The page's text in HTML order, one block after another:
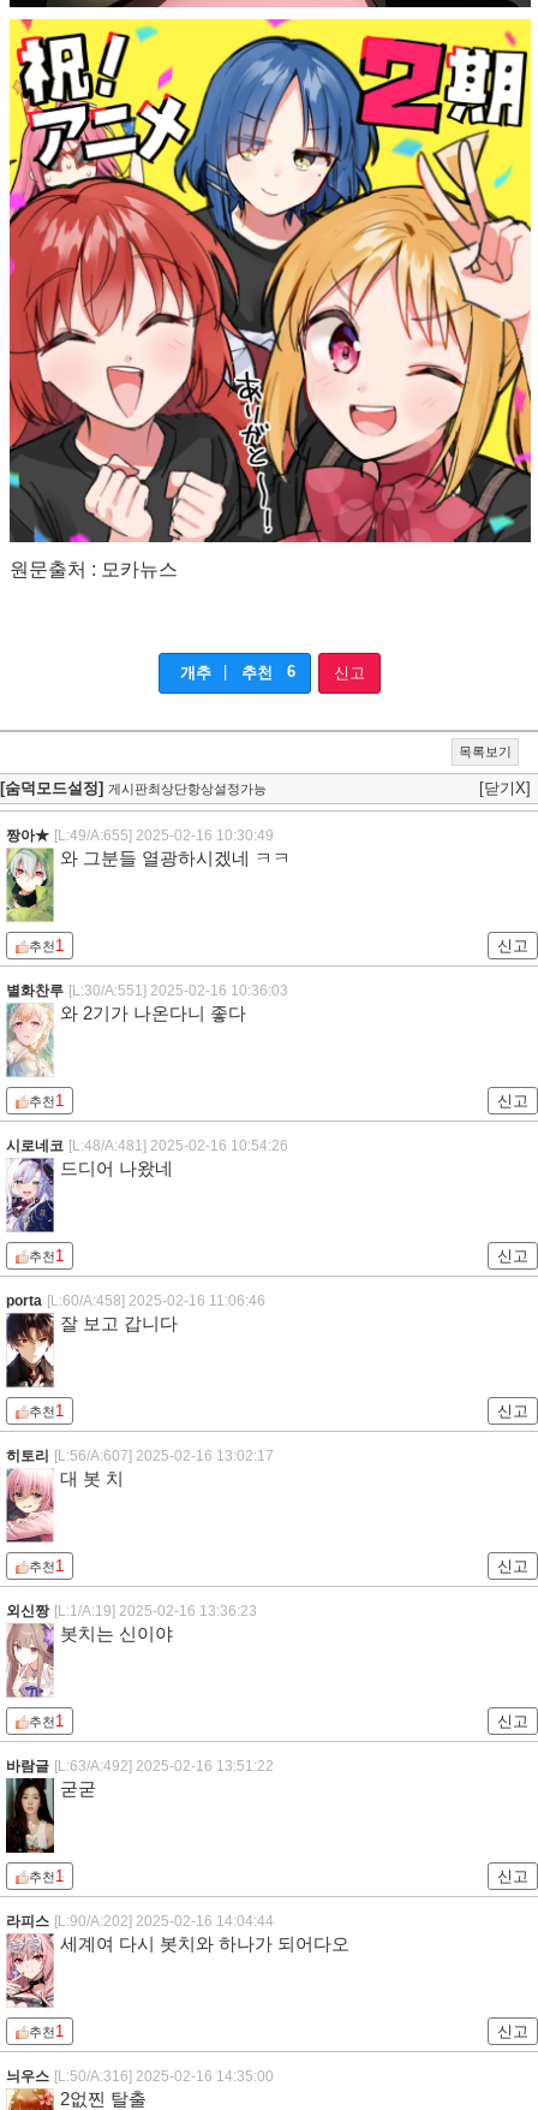
원문출처 : 모카뉴스
개추 | 추천 6 신고
목록보기
[숨덕모드설정] 게시판최상단항상설정가능 [닫기X]
짱아★ [L:49/A:655] 2025-02-16 10:30:49
와 그분들 열광하시겠네 ㅋㅋ
추천1 신고
별화찬루 [L:30/A:551] 2025-02-16 10:36:03
와 2기가 나온다니 좋다
추천1 신고
시로네코 [L:48/A:481] 2025-02-16 10:54:26
드디어 나왔네
추천1 신고
porta [L:60/A:458] 2025-02-16 11:06:46
잘 보고 갑니다
추천1 신고
히토리 [L:56/A:607] 2025-02-16 13:02:17
대 봇 치
추천1 신고
외신짱 [L:1/A:19] 2025-02-16 13:36:23
봇치는 신이야
추천1 신고
바람글 [L:63/A:492] 2025-02-16 13:51:22
굳굳
추천1 신고
라피스 [L:90/A:202] 2025-02-16 14:04:44
세계여 다시 봇치와 하나가 되어다오
추천1 신고
늬우스 [L:50/A:316] 2025-02-16 14:35:00
2없찐 탈출